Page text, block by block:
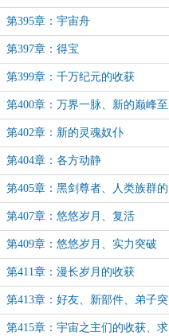
第395章：宇宙舟
第397章：得宝
第399章：千万纪元的收获
第400章：万界一脉、新的巅峰至
宝
第402章：新的灵魂奴仆
第404章：各方动静
第405章：黑剑尊者、人类族群的
应对
第407章：悠悠岁月、复活
第409章：悠悠岁月、实力突破
第411章：漫长岁月的收获
第413章：好友、新部件、弟子突
破
第415章：宇宙之主们的收获、求